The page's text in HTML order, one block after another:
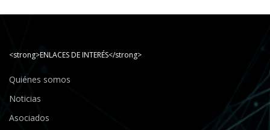
<strong>ENLACES DE INTERÉS</strong>
Quiénes somos
Noticias
Asociados